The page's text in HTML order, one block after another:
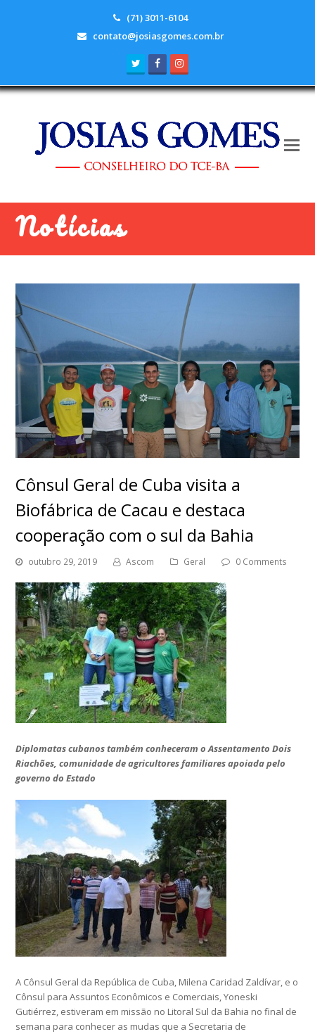
(71) 3011-6104
contato@josiasgomes.com.br
TwitterFacebook
Notícias
Cônsul Geral de Cuba visita a
Biofábrica de Cacau e destaca
cooperação com o sul da Bahia
outubro 29, 2019 Ascom Geral 0 Comments
Diplomatas cubanos também conheceram o Assentamento Dois
Riachões, comunidade de agricultores familiares apoiada pelo
governo do Estado
A Cônsul Geral da República de Cuba, Milena Caridad Zaldívar, e o
Cônsul para Assuntos Econômicos e Comerciais, Yoneski
Gutiérrez, estiveram em missão no Litoral Sul da Bahia no final de
semana para conhecer as mudas que a Secretaria de